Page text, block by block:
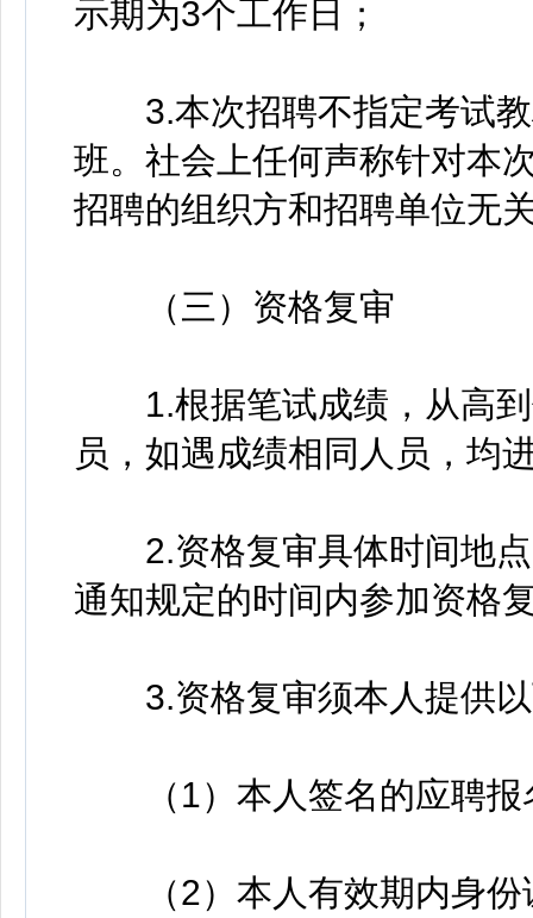
示期为3个工作日；
3.本次招聘不指定考试教
班。社会上任何声称针对本
招聘的组织方和招聘单位无
（三）资格复审
1.根据笔试成绩，从高到
员，如遇成绩相同人员，均
2.资格复审具体时间地点
通知规定的时间内参加资格
3.资格复审须本人提供以
（1）本人签名的应聘报
（2）本人有效期内身份